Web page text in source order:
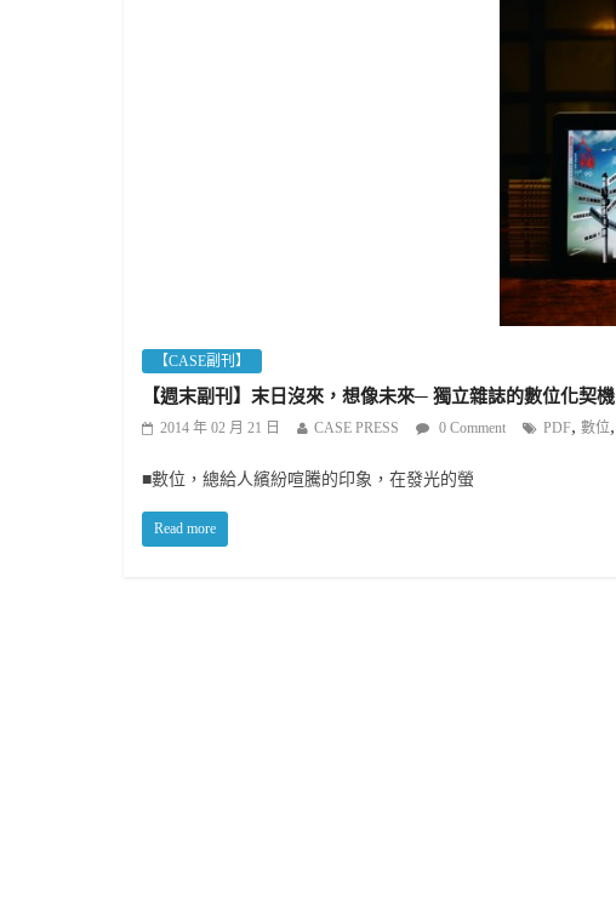
【CASE副刊】
【週末副刊】末日沒來，想像未來─ 獨立雜誌的數位化契機
2014 年 02 月 21 日 CASE PRESS 0 Comment PDF, 數位,
■數位，總給人繽紛喧騰的印象，在發光的螢
Read more